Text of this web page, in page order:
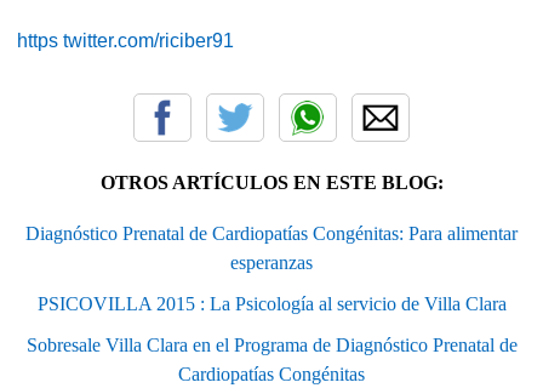
https twitter.com/riciber91
OTROS ARTÍCULOS EN ESTE BLOG:
Diagnóstico Prenatal de Cardiopatías Congénitas: Para alimentar
esperanzas
PSICOVILLA 2015 : La Psicología al servicio de Villa Clara
Sobresale Villa Clara en el Programa de Diagnóstico Prenatal de
Cardiopatías Congénitas